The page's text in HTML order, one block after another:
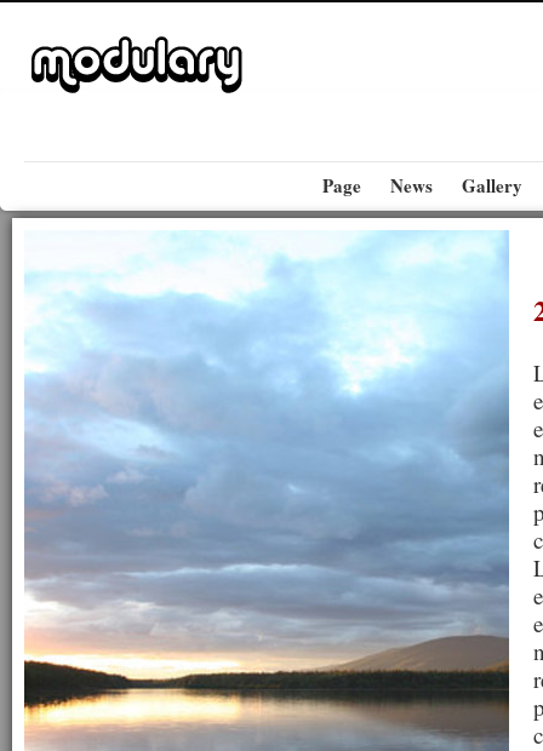
Page News Gallery